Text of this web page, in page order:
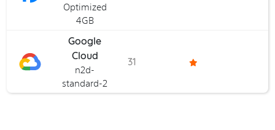
Optimized
4GB
Google
Cloud
n2d-
standard-2
31